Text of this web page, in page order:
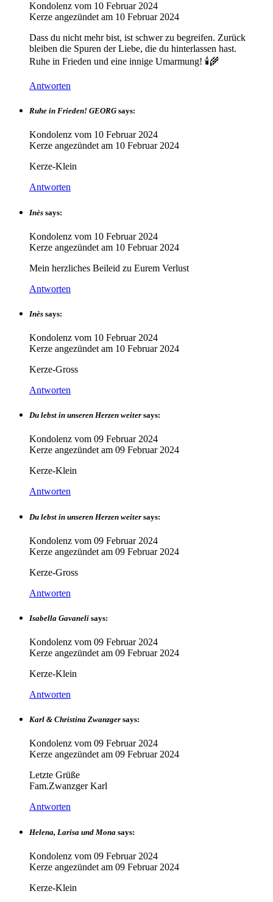
Kondolenz vom 10 Februar 2024
Kerze angezündet am 10 Februar 2024
Dass du nicht mehr bist, ist schwer zu begreifen. Zurück
bleiben die Spuren der Liebe, die du hinterlassen hast.
Ruhe in Frieden und eine innige Umarmung! 🕯🌾
Antworten
Ruhe in Frieden! GEORG says:
Kondolenz vom 10 Februar 2024
Kerze angezündet am 10 Februar 2024
Kerze-Klein
Antworten
Inès says:
Kondolenz vom 10 Februar 2024
Kerze angezündet am 10 Februar 2024
Mein herzliches Beileid zu Eurem Verlust
Antworten
Inès says:
Kondolenz vom 10 Februar 2024
Kerze angezündet am 10 Februar 2024
Kerze-Gross
Antworten
Du lebst in unseren Herzen weiter says:
Kondolenz vom 09 Februar 2024
Kerze angezündet am 09 Februar 2024
Kerze-Klein
Antworten
Du lebst in unseren Herzen weiter says:
Kondolenz vom 09 Februar 2024
Kerze angezündet am 09 Februar 2024
Kerze-Gross
Antworten
Isabella Gavaneli says:
Kondolenz vom 09 Februar 2024
Kerze angezündet am 09 Februar 2024
Kerze-Klein
Antworten
Karl & Christina Zwanzger says:
Kondolenz vom 09 Februar 2024
Kerze angezündet am 09 Februar 2024
Letzte Grüße
Fam.Zwanzger Karl
Antworten
Helena, Larisa und Mona says:
Kondolenz vom 09 Februar 2024
Kerze angezündet am 09 Februar 2024
Kerze-Klein